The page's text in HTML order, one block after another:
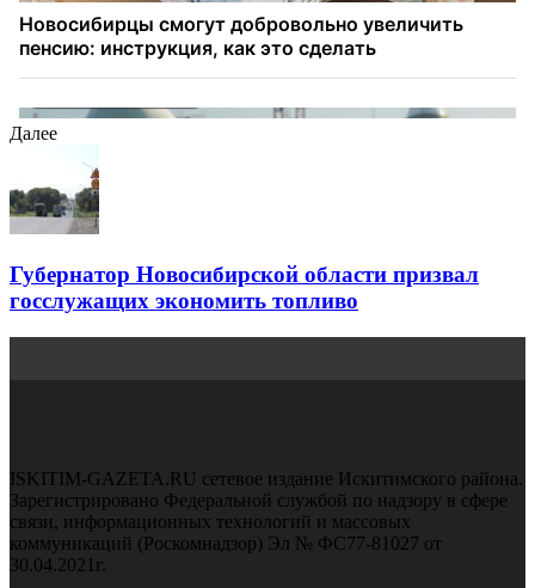
Далее
Губернатор Новосибирской области призвал
госслужащих экономить топливо
ISKITIM-GAZETA.RU сетевое издание Искитимского района.
Зарегистрировано Федеральной службой по надзору в сфере
связи, информационных технологий и массовых
коммуникаций (Роскомнадзор) Эл № ФС77-81027 от
30.04.2021г.